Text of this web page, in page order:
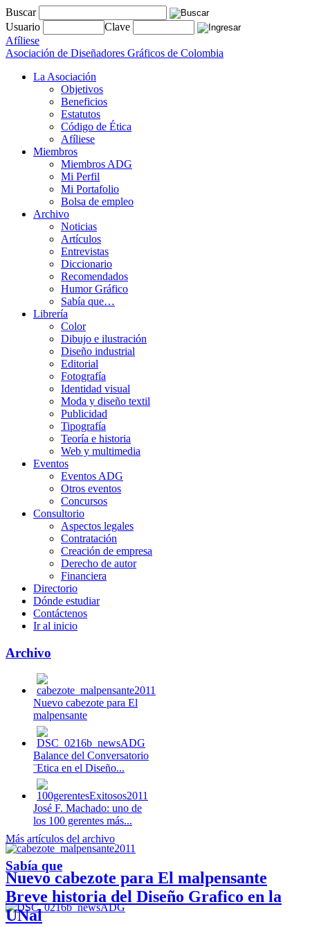
Buscar
Usuario
Clave
Afíliese
Asociación de Diseñadores Gráficos de Colombia
La Asociación
Objetivos
Beneficios
Estatutos
Código de Ética
Afíliese
Miembros
Miembros ADG
Mi Perfil
Mi Portafolio
Bolsa de empleo
Archivo
Noticias
Artículos
Entrevistas
Diccionario
Recomendados
Humor Gráfico
Sabía que…
Librería
Color
Dibujo e ilustración
Diseño industrial
Editorial
Fotografía
Identidad visual
Moda y diseño textil
Publicidad
Tipografía
Teoría e historia
Web y multimedia
Eventos
Eventos ADG
Otros eventos
Concursos
Consultorio
Aspectos legales
Contratación
Creación de empresa
Derecho de autor
Financiera
Directorio
Dónde estudiar
Contáctenos
Ir al inicio
Archivo
Nuevo cabezote para El
malpensante
Balance del Conversatorio
¨Etica en el Diseño...
José F. Machado: uno de
los 100 gerentes más...
Nuevo cabezote para El malpensante
Más artículos del archivo
Sabía que
Breve historia del Diseño Grafico en la
UNal